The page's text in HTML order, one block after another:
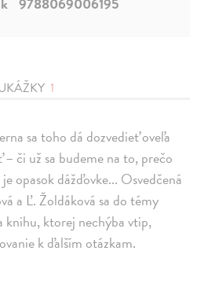
1
sa toho dá dozvedieť oveľa
či už sa budeme na to, prečo
opasok dážďovke... Osvedčená
a Ľ. Žoldáková sa do témy
ktorej nechýba vtip,
k ďalším otázkam.